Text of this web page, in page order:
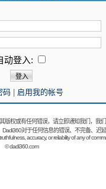
动登入:
码| 启用我的帐号
版权或有任何错误，请立即通知我们，我
对于任何信息的错误、不完备、迟
accuracy, or reliability of any of
©dadi360.com